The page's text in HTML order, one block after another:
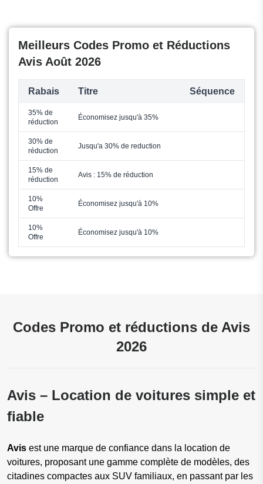
Meilleurs Codes Promo et Réductions
Avis Août 2026
Rabais Titre Séquence
35% de
réduction
Économisez jusqu'à 35%
30% de
réduction
Jusqu'a 30% de reduction
15% de
réduction
Avis : 15% de réduction
10%
Offre
Économisez jusqu'à 10%
10%
Offre
Économisez jusqu'à 10%
Codes Promo et réductions de Avis
2026
Avis – Location de voitures simple et
fiable
Avis est une marque de confiance dans la location de
voitures, proposant une gamme complète de modèles, des
citadines compactes aux SUV familiaux, en passant par les